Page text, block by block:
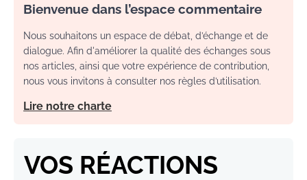
Bienvenue dans l’espace commentaire
Nous souhaitons un espace de débat, d’échange et de
dialogue. Afin d'améliorer la qualité des échanges sous
nos articles, ainsi que votre expérience de contribution,
nous vous invitons à consulter nos règles d’utilisation.
Lire notre charte
VOS RÉACTIONS